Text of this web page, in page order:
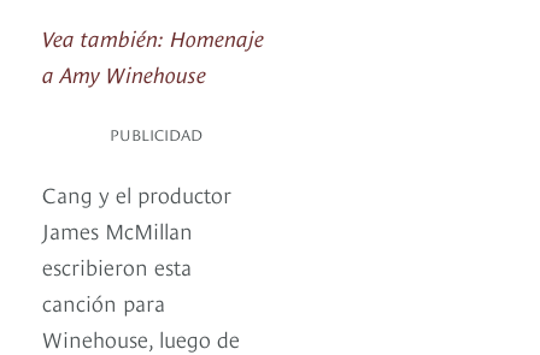
Vea también: Homenaje
a Amy Winehouse
PUBLICIDAD
Cang y el productor
James McMillan
escribieron esta
canción para
Winehouse, luego de